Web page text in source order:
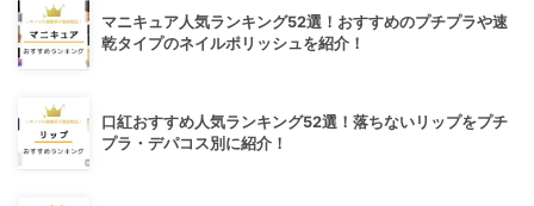
マニキュア人気ランキング52選！おすすめのプチプラや速
乾タイプのネイルポリッシュを紹介！
口紅おすすめ人気ランキング52選！落ちないリップをプチ
プラ・デパコス別に紹介！